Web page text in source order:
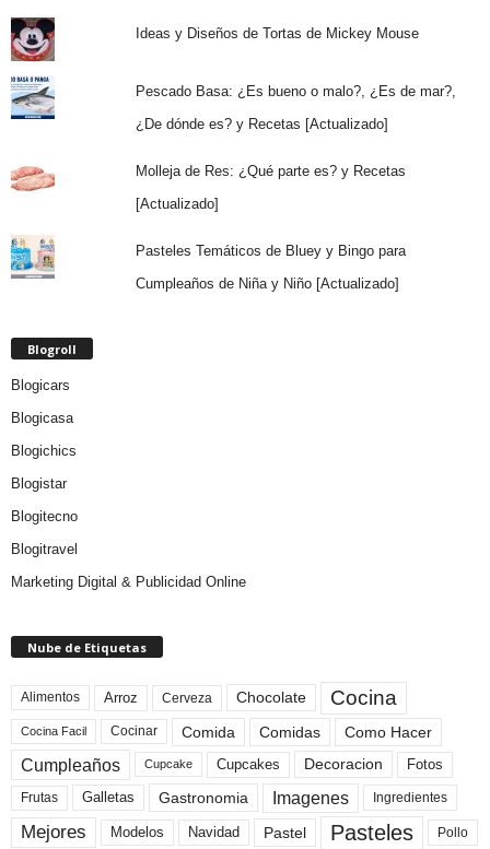
Ideas y Diseños de Tortas de Mickey Mouse
Pescado Basa: ¿Es bueno o malo?, ¿Es de mar?,
¿De dónde es? y Recetas [Actualizado]
Molleja de Res: ¿Qué parte es? y Recetas
[Actualizado]
Pasteles Temáticos de Bluey y Bingo para
Cumpleaños de Niña y Niño [Actualizado]
Blogroll
Blogicars
Blogicasa
Blogichics
Blogistar
Blogitecno
Blogitravel
Marketing Digital & Publicidad Online
Nube de Etiquetas
Alimentos Arroz Cerveza Chocolate Cocina
Cocina Facil Cocinar Comida Comidas Como Hacer
Cumpleaños Cupcake Cupcakes Decoracion Fotos
Frutas Galletas Gastronomia Imagenes Ingredientes
Mejores Modelos Navidad Pastel Pasteles Pollo